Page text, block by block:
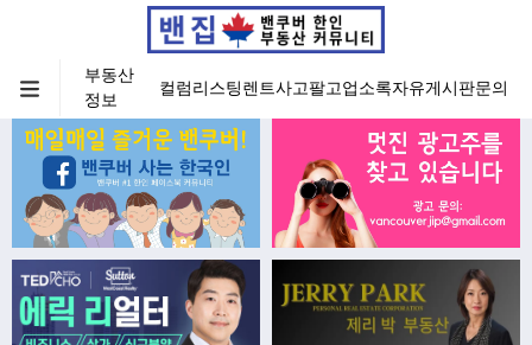
부동산
정보
컬럼리스팅렌트사고팔고업소록자유게시판문의